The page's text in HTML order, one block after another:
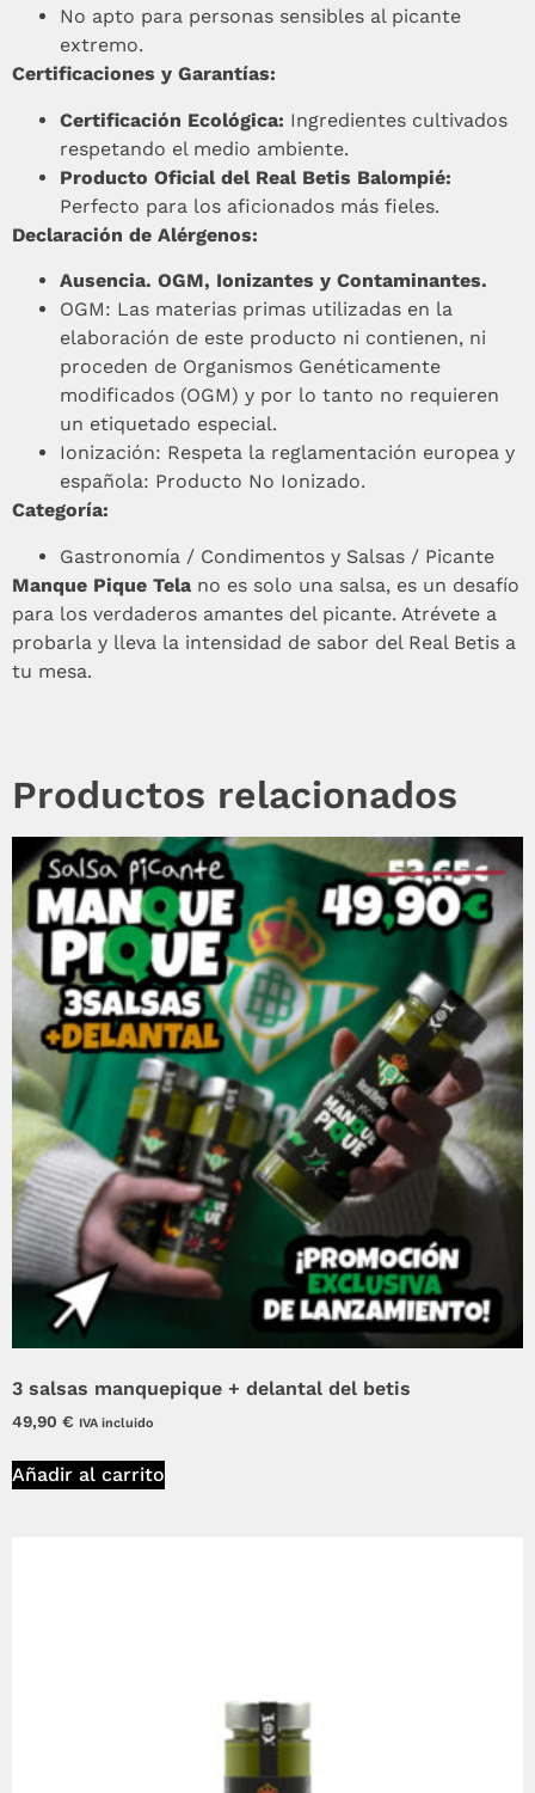
No apto para personas sensibles al picante
extremo.
Certificaciones y Garantías:
Certificación Ecológica: Ingredientes cultivados
respetando el medio ambiente.
Producto Oficial del Real Betis Balompié:
Perfecto para los aficionados más fieles.
Declaración de Alérgenos:
Ausencia. OGM, Ionizantes y Contaminantes.
OGM: Las materias primas utilizadas en la
elaboración de este producto ni contienen, ni
proceden de Organismos Genéticamente
modificados (OGM) y por lo tanto no requieren
un etiquetado especial.
Ionización: Respeta la reglamentación europea y
española: Producto No Ionizado.
Categoría:
Gastronomía / Condimentos y Salsas / Picante
Manque Pique Tela no es solo una salsa, es un desafío
para los verdaderos amantes del picante. Atrévete a
probarla y lleva la intensidad de sabor del Real Betis a
tu mesa.
Productos relacionados
3 salsas manquepique + delantal del betis
49,90 € IVA incluido
Añadir al carrito